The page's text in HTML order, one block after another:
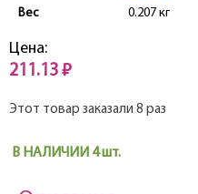
Вес
0.207 кг
Цена:
211.13 ₽
Этот товар заказали 8 раз
В НАЛИЧИИ 4 шт.